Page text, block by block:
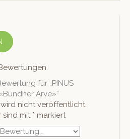
für „PINUS
Arve»“
nicht veröffentlicht.
sind mit * markiert